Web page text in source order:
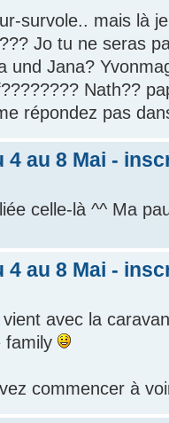
survole.. mais là
Jo tu ne seras
und Jana?
Nath??
répondez pas
4 au 8 Mai -
celle-là ^^ Ma
4 au 8 Mai -
avec la
family
commencer à